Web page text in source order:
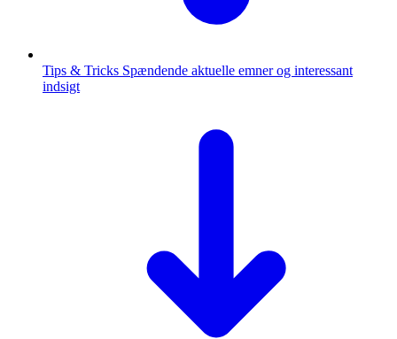
Tips & Tricks Spændende aktuelle emner og interessant
indsigt